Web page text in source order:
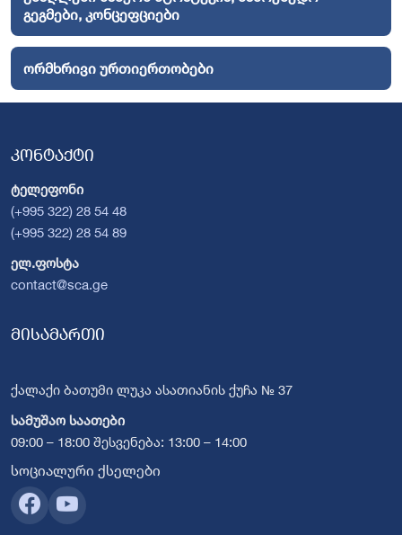
გეგმები, კონცეფციები
ორმხრივი ურთიერთობები
კონტაქტი
ტელეფონი
(+995 322) 28 54 48
(+995 322) 28 54 89
ელ.ფოსტა
contact@sca.ge
მისამართი
ქალაქი ბათუმი ლუკა ასათიანის ქუჩა № 37
სამუშაო საათები
09:00 – 18:00 შესვენება: 13:00 – 14:00
სოციალური ქსელები